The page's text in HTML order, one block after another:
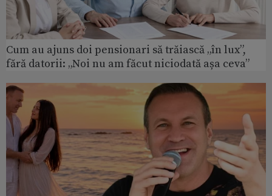
Cum au ajuns doi pensionari să trăiască „în lux”,
fără datorii: „Noi nu am făcut niciodată așa ceva”